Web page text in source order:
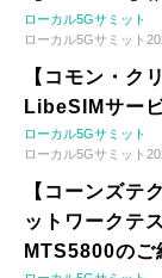
ローカル5Gサミット
ローカル5Gサミット
【コモン・ク
LibeSIMサー
ローカル5Gサミット
ローカル5Gサミット
【コーンズ
ットワークテ
MTS5800のご